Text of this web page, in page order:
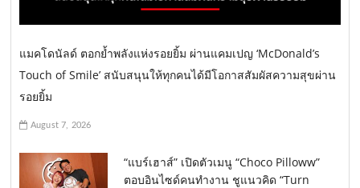
แมคโดนัลด์ ตอกย้ำพลังแห่งรอยยิ้ม ผ่านแคมเปญ ‘McDonald’s
Touch of Smile’ สนับสนุนให้ทุกคนได้มีโอกาสสัมผัสความสุขผ่าน
รอยยิ้ม
August 7, 2026
“แบร์เฮาส์” เปิดตัวเมนู “Choco Pilloww”
ตอบอินไซด์คนทำงาน ชูแนวคิด “Turn